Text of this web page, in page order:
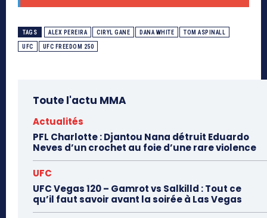
TAGS ALEX PEREIRA CIRYL GANE DANA WHITE TOM ASPINALL
UFC UFC FREEDOM 250
Toute l'actu MMA
Actualités
PFL Charlotte : Djantou Nana détruit Eduardo
Neves d’un crochet au foie d’une rare violence
UFC
UFC Vegas 120 – Gamrot vs Salkilld : Tout ce
qu’il faut savoir avant la soirée à Las Vegas